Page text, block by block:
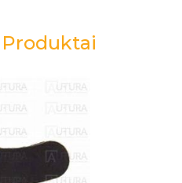
Produktai